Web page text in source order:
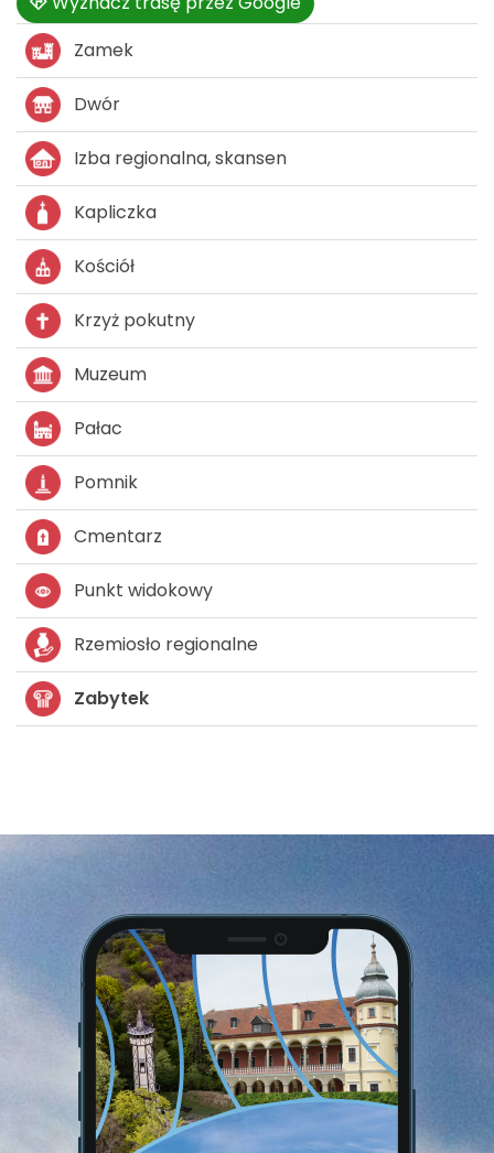
Zamek
Dwór
Izba regionalna, skansen
Kapliczka
Kościół
Krzyż pokutny
Muzeum
Pałac
Pomnik
Cmentarz
Punkt widokowy
Rzemiosło regionalne
Zabytek